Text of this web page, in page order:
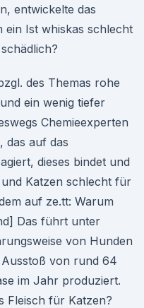
entwickelte das
ein Ist whiskas schlecht
des Themas rohe
ein wenig tiefer
Chemieexperten
das auf das
dieses bindet und
Katzen schlecht für
auf ze.tt: Warum
Das führt unter
von Hunden
von rund 64
im Jahr produziert.
Fleisch für Katzen?